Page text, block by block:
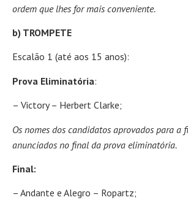
ordem que lhes for mais conveniente.
b) TROMPETE
Escalão 1 (até aos 15 anos):
Prova Eliminatória:
– Victory – Herbert Clarke;
Os nomes dos candidatos aprovados para a
anunciados no final da prova eliminatória.
Final:
– Andante e Alegro – Ropartz;